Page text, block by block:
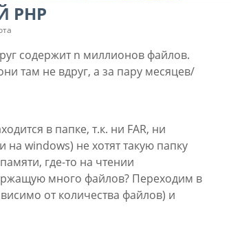
содержит n миллионов файлов.
там не вдруг, а за пару месяцев/
в папке, т.к. ни FAR, ни
windows) не хотят такую папку
где-то на чтении
много файлов? Переходим в
от количества файлов) и